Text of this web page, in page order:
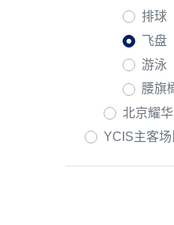
排球
飞盘
游泳
腰旗
北京耀华
YCIS主客场